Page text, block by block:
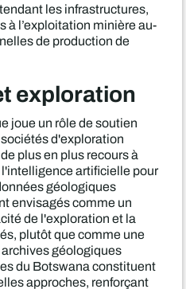
les infrastructures,
à l’exploitation minière au-
de production de
exploration
joue un rôle de soutien
d'exploration
plus en plus recours à
artificielle pour
géologiques
envisagés comme un
de l'exploration et la
plutôt que comme une
géologiques
du Botswana constituent
approches, renforçant